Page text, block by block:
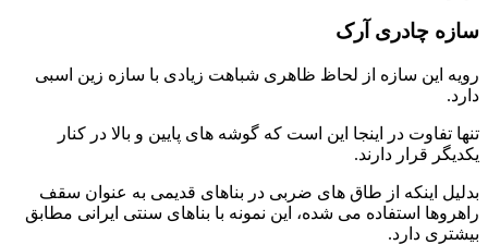
سازه چادری آرک
رویه این سازه از لحاظ ظاهری شباهت زیادی با سازه زین اسبی
دارد.
تنها تفاوت در اینجا این است که گوشه های پایین و بالا در کنار
یکدیگر قرار دارند.
بدلیل اینکه از طاق های ضربی در بناهای قدیمی به عنوان سقف
راهروها استفاده می شده، این نمونه با بناهای سنتی ایرانی مطابق
بیشتری دارد.